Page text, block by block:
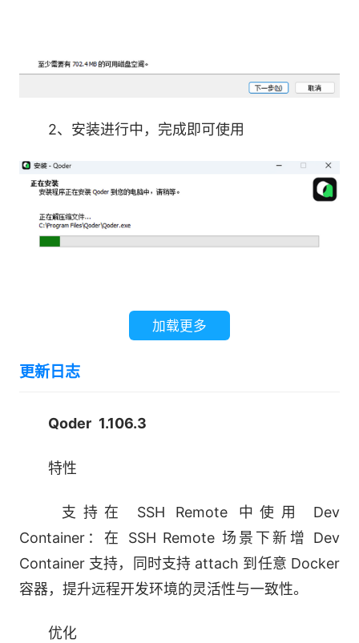
Quest 会主动澄清需求、规划方案，并行推进
你只需验收结果，注意力留给更有创造性的
3、自主智能体
无需持续人工干预，端到端独立完成任务的智
4、知识引擎
越用越懂你。
5、Agentic Chat
通过对话式协同，与智能体一起完成规划、编
6、Next
预测你的意图，生成下一段代码。Tab 一键应
2、安装进行中，完成即可使用
加载更多
更新日志
Qoder 1.106.3
特性
支持在 SSH Remote 中使用 Dev
Container：在 SSH Remote 场景下新增 Dev
Container 支持，同时支持 attach 到任意 Docker
容器，提升远程开发环境的灵活性与一致性。
优化